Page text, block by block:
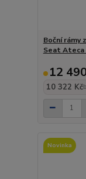
Boční rámy
Seat Ateca
12
10 322 Kč
Novinka